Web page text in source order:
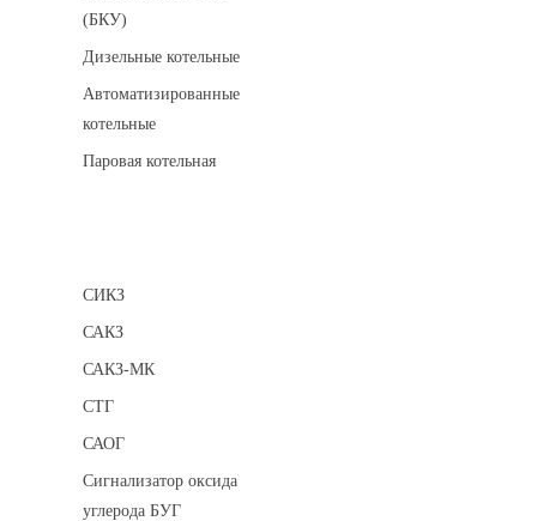
(БКУ)
Дизельные котельные
Автоматизированные
котельные
Паровая котельная
СИКЗ
САКЗ
САКЗ-МК
СТГ
САОГ
Сигнализатор оксида
углерода БУГ